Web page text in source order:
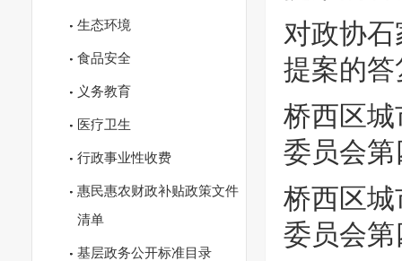
生态环境
食品安全
义务教育
医疗卫生
行政事业性收费
惠民惠农财政补贴政策文件
清单
基层政务公开标准目录
对政协
提案的答
桥西区
委员会
桥西区
委员会